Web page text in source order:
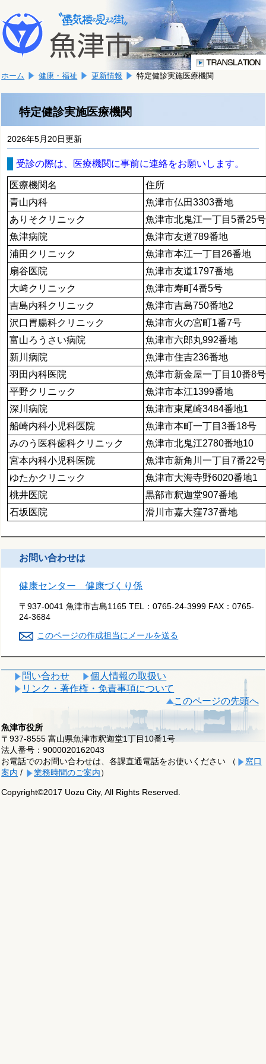
文
へ
移
ま
す。
こ
か
文
ホーム 健康・福祉 更新情報 特定健診実施医療機関
特定健診実施医療機関
2026年5月20日更新
受診の際は、医療機関に事前に連絡をお願いします。
医療機関名
住所
青山内科
魚津市仏田3303番地
ありそクリニック
魚津市北鬼江一丁目5番25号
魚津病院
魚津市友道789番地
浦田クリニック
魚津市本江一丁目26番地
扇谷医院
魚津市友道1797番地
大﨑クリニック
魚津市寿町4番5号
吉島内科クリニック
魚津市吉島750番地2
沢口胃腸科クリニック
魚津市火の宮町1番7号
富山ろうさい病院
魚津市六郎丸992番地
新川病院
魚津市住吉236番地
羽田内科医院
魚津市新金屋一丁目10番8号
平野クリニック
魚津市本江1399番地
深川病院
魚津市東尾崎3484番地1
船崎内科小児科医院
魚津市本町一丁目3番18号
みのう医科歯科クリニック
魚津市北鬼江2780番地10
宮本内科小児科医院
魚津市新角川一丁目7番22号
ゆたかクリニック
魚津市大海寺野6020番地1
桃井医院
黒部市釈迦堂907番地
石坂医院
滑川市嘉大窪737番地
お問い合わせは
健康センター 健康づくり係
〒937-0041 魚津市吉島1165 TEL：0765-24-3999 FAX：0765-
24-3684
このページの作成担当にメールを送る
問い合わせ
個人情報の取扱い
リンク・著作権・免責事項について
このページの先頭へ
魚津市役所
〒937-8555 富山県魚津市釈迦堂1丁目10番1号
法人番号：9000020162043
お電話でのお問い合わせは、各課直通電話をお使いください （
窓口
案内 / 業務時間のご案内）
Copyright©2017 Uozu City, All Rights Reserved.